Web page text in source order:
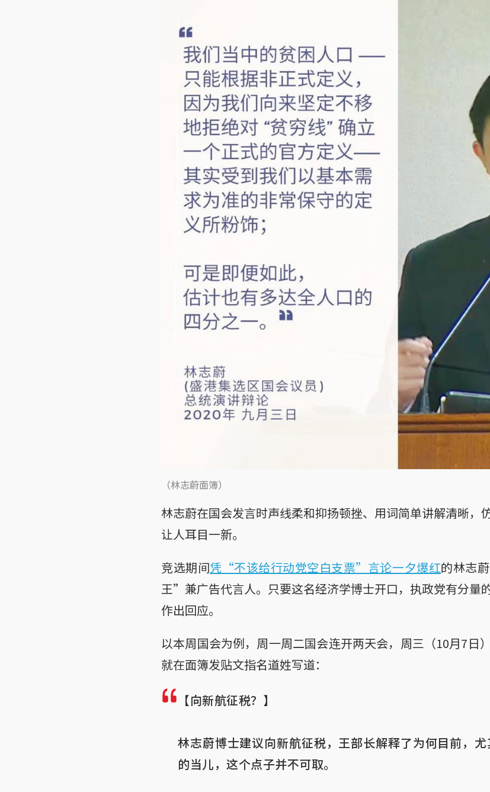
（林志蔚面簿）
林志蔚在国会发言时声线柔和抑扬顿挫、用词简单讲解清晰，
让人耳目一新。
竞选期间凭“不该给行动党空白支票”言论一夕爆红的林志
王”兼广告代言人。只要这名经济学博士开口，执政党有分量
作出回应。
以本周国会为例，周一周二国会连开两天会，周三（10月7日
就在面簿发贴文指名道姓写道：
【向新航征税？】
林志蔚博士建议向新航征税，王部长解释了为何目前，
的当儿，这个点子并不可取。